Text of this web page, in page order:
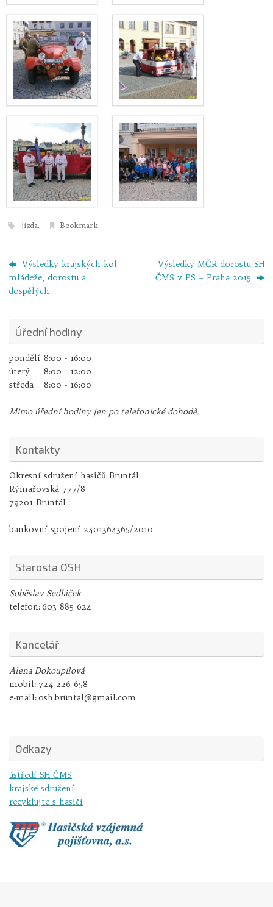
jízda. Bookmark.
Výsledky krajských kol
mládeže, dorostu a
dospělých
Výsledky MČR dorostu SH
ČMS v PS – Praha 2015
Úřední hodiny
pondělí 8:00 - 16:00
úterý
8:00 - 12:00
středa
8:00 - 16:00
Mimo úřední hodiny jen po telefonické dohodě.
Kontakty
Okresní sdružení hasičů Bruntál
Rýmařovská 777/8
79201 Bruntál
bankovní spojení 2401364365/2010
Starosta OSH
Soběslav Sedláček
telefon:603 885 624
Kancelář
Alena Dokoupilová
mobil: 724 226 658
e-mail:osh.bruntal@gmail.com
Odkazy
ústředí SH ČMS
krajské sdružení
recyklujte s hasiči